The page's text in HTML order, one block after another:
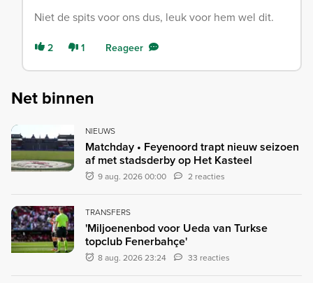
Niet de spits voor ons dus, leuk voor hem wel dit.
2 1 Reageer
Net binnen
NIEUWS
Matchday • Feyenoord trapt nieuw seizoen
af met stadsderby op Het Kasteel
9 aug. 2026 00:00 2 reacties
TRANSFERS
'Miljoenenbod voor Ueda van Turkse
topclub Fenerbahçe'
8 aug. 2026 23:24 33 reacties